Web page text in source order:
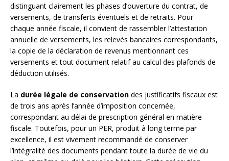
distinguant clairement les phases d’ouverture du contrat, de
versements, de transferts éventuels et de retraits. Pour
chaque année fiscale, il convient de rassembler l’attestation
annuelle de versements, les relevés bancaires correspondants,
la copie de la déclaration de revenus mentionnant ces
versements et tout document relatif au calcul des plafonds de
déduction utilisés.
La durée légale de conservation des justificatifs fiscaux est
de trois ans après l’année d’imposition concernée,
correspondant au délai de prescription général en matière
fiscale. Toutefois, pour un PER, produit à long terme par
excellence, il est vivement recommandé de conserver
l’intégralité des documents pendant toute la durée de vie du